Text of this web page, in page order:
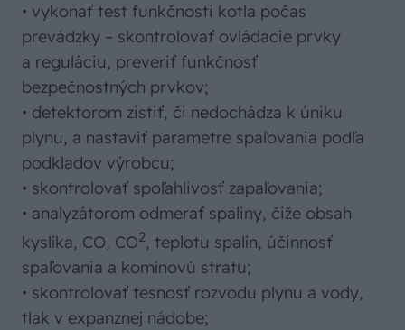
• vykonať test funkčnosti kotla počas
prevádzky – skontrolovať ovládacie prvky
a reguláciu, preveriť funkčnosť
bezpečnostných prvkov;
• detektorom zistiť, či nedochádza k úniku
plynu, a nastaviť parametre spaľovania podľa
podkladov výrobcu;
• skontrolovať spoľahlivosť zapaľovania;
• analyzátorom odmerať spaliny, čiže obsah
kyslíka, CO, CO2, teplotu spalín, účinnosť
spaľovania a komínovú stratu;
• skontrolovať tesnosť rozvodu plynu a vody,
tlak v expanznej nádobe;